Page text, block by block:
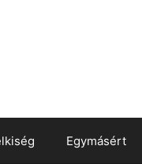
Egymásért